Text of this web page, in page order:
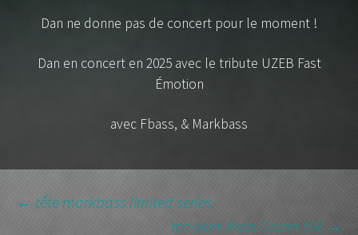
Dan ne donne pas de concert pour le moment !
Dan en concert en 2025 avec le tribute UZEB Fast
Émotion
avec Fbass, & Markbass
NAVIGATION
← tête markbass limited series
tee-shirt Alain Caron 30€ →